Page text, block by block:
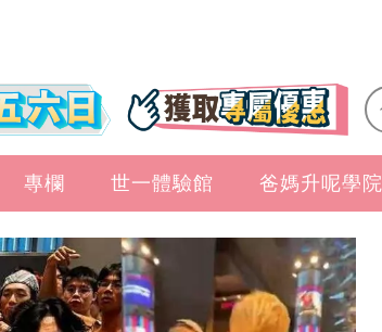
專欄 世一體驗館 爸媽升呢學院